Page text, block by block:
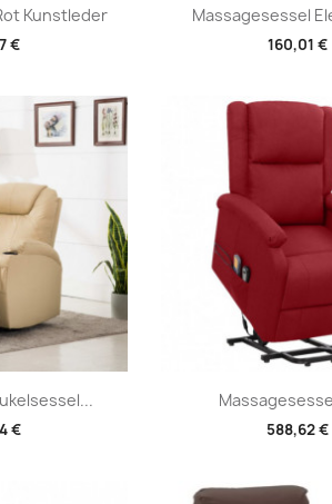
Kunstleder
€
Massagesessel
160,01 €

€ 588,62 €
